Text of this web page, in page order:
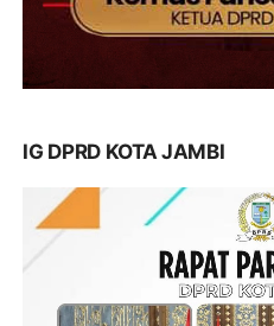
IG DPRD KOTA JAMBI